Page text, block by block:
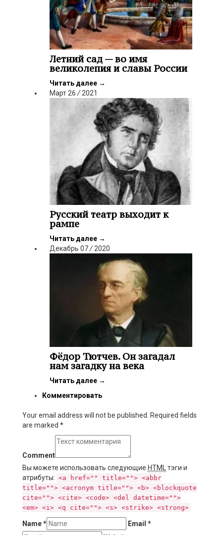
Летний сад — во имя
великолепия и славы России
Читать далее →
Март26/2021
Русский театр выходит к
рампе
Читать далее →
Декабрь 07/2020
Фёдор Тютчев. Он загадал
нам загадку на века
Читать далее →
Комментировать
Your email address will not be published. Required fields
are marked *
Comment
Вы можете использовать следующие HTML
тэги и
атрибуты: <a href="" title=""> <abbr
title=""> <acronym title=""> <b> <blockquote
cite=""> <cite> <code> <del datetime="">
<em> <i> <q cite=""> <s> <strike> <strong>
Name* Email *